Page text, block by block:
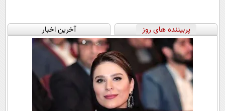
پربیننده های روز آخرین اخبار